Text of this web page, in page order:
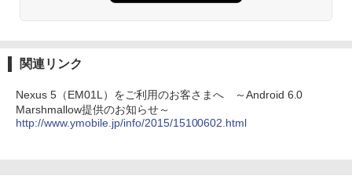
関連リンク
Nexus 5（EM01L）をご利用のお客さまへ ～Android 6.0
Marshmallow提供のお知らせ～
http://www.ymobile.jp/info/2015/15100602.html